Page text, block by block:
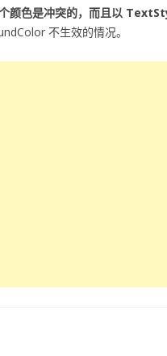
颜色是冲突的，而且以
不生效的情况。